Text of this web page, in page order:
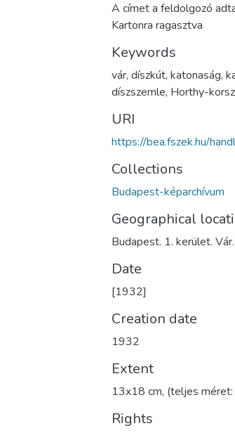
A címet a feldolgozó
Kartonra ragasztva
Keywords
vár, díszkút, katonaság,
díszszemle, Horthy-
URI
https://bea.fszek.hu/
Collections
Budapest-képarchívum
Geographical
Budapest. 1. kerület.
Date
[1932]
Creation date
1932
Extent
13x18 cm, (teljes
Rights